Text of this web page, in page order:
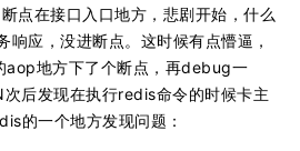
点在接口入口地方，悲剧开始，什么
响应，没进断点。这时候有点懵逼，
aop地方下了个断点，再debug一
后发现在执行redis命令的时候卡主
的一个地方发现问题：